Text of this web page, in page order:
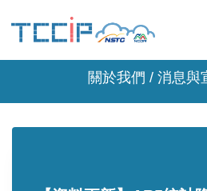
關於我們 / 消息與